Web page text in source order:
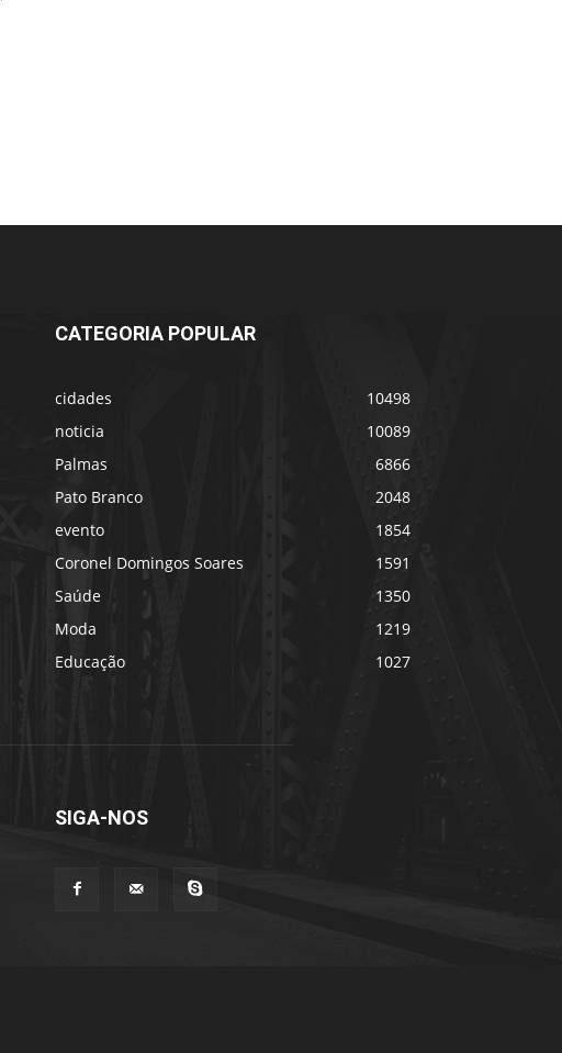
CATEGORIA POPULAR
cidades
10498
noticia
10089
Palmas
6866
Pato Branco
2048
evento
1854
Coronel Domingos Soares
1591
Saúde
1350
Moda
1219
Educação
1027
SIGA-NOS